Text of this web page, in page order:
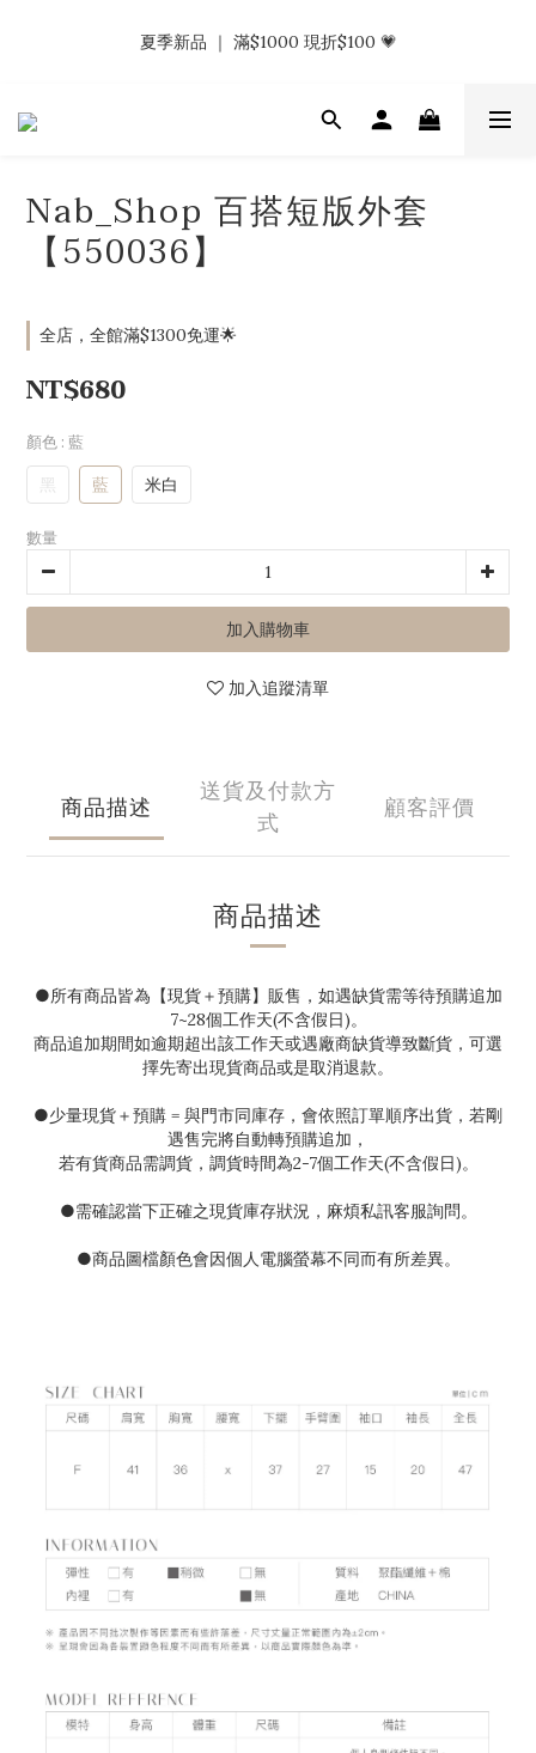
金.ᐟ.ᐟ
夏季新品 ｜ 滿$1000 現折$100 💗
𝗡𝗮𝗯_𝗚𝗶𝗿𝗹𝘀大量募集中｜於社群分享標記回傳 找小編領取購物
Nab_Shop 百搭短版外套
【550036】
全店，全館滿$1300免運🌟
NT$680
顏色 : 藍
黑 藍 米白
數量
加入購物車
加入追蹤清單
商品描述
送貨及付款方
式
顧客評價
商品描述
●所有商品皆為【現貨＋預購】販售，如遇缺貨需等待預購追加
7~28個工作天(不含假日)。
商品追加期間如逾期超出該工作天或遇廠商缺貨導致斷貨，可選
擇先寄出現貨商品或是取消退款。
●少量現貨＋預購 = 與門市同庫存，會依照訂單順序出貨，若剛
遇售完將自動轉預購追加，
若有貨商品需調貨，調貨時間為2-7個工作天(不含假日)。
●需確認當下正確之現貨庫存狀況，麻煩私訊客服詢問。
●商品圖檔顏色會因個人電腦螢幕不同而有所差異。